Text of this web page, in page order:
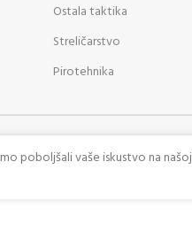
Ostala taktika
Streličarstvo
Pirotehnika
poboljšali vaše iskustvo na